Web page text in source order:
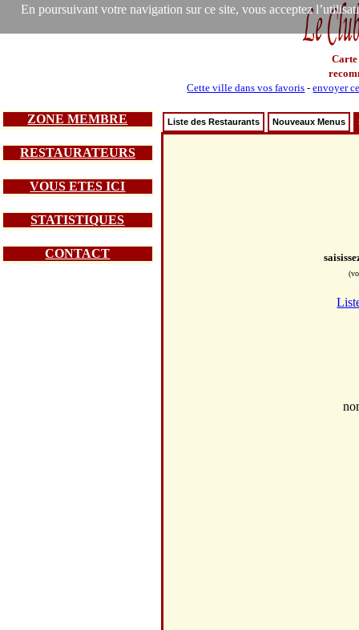
En poursuivant votre navigation sur ce site, vous acceptez
Carte
Cette ville dans vos favoris -envoyer
ZONE MEMBRE
RESTAURATEURS
VOUS ETES ICI
STATISTIQUES
CONTACT
Liste des Restaurants Nouveaux Menus